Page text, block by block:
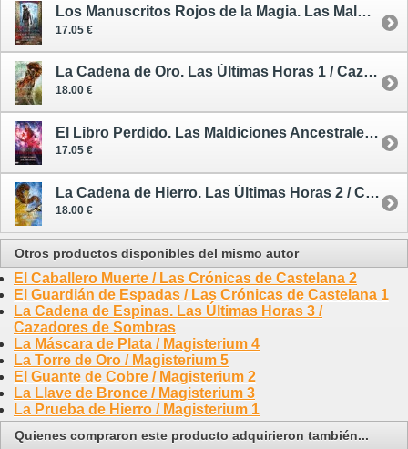
Los Manuscritos Rojos de la Magia. Las Maldiciones Ancestrales 1 / Cazadores de Sombras
17.05 €
La Cadena de Oro. Las Últimas Horas 1 / Cazadores de Sombras
18.00 €
El Libro Perdido. Las Maldiciones Ancestrales 2 / Cazadores de Sombras
17.05 €
La Cadena de Hierro. Las Últimas Horas 2 / Cazadores de Sombras
18.00 €
Otros productos disponibles del mismo autor
El Caballero Muerte / Las Crónicas de Castelana 2
El Guardián de Espadas / Las Crónicas de Castelana 1
La Cadena de Espinas. Las Últimas Horas 3 /
Cazadores de Sombras
La Máscara de Plata / Magisterium 4
La Torre de Oro / Magisterium 5
El Guante de Cobre / Magisterium 2
La Llave de Bronce / Magisterium 3
La Prueba de Hierro / Magisterium 1
Quienes compraron este producto adquirieron también...